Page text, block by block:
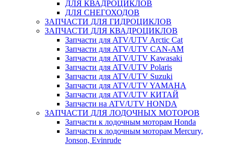
ДЛЯ КВАДРОЦИКЛОВ
ДЛЯ СНЕГОХОДОВ
ЗАПЧАСТИ ДЛЯ ГИДРОЦИКЛОВ
ЗАПЧАСТИ ДЛЯ КВАДРОЦИКЛОВ
Запчасти для ATV/UTV Arctic Cat
Запчасти для ATV/UTV CAN-AM
Запчасти для ATV/UTV Kawasaki
Запчасти для ATV/UTV Polaris
Запчасти для ATV/UTV Suzuki
Запчасти для ATV/UTV YAMAHA
Запчасти для ATV/UTV КИТАЙ
Запчасти на ATV/UTV HONDA
ЗАПЧАСТИ ДЛЯ ЛОДОЧНЫХ МОТОРОВ
Запчасти к лодочным моторам Honda
Запчасти к лодочным моторам Mercury,
Jonson, Evinrude